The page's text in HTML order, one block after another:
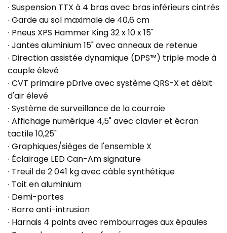
∙ Suspension TTX à 4 bras avec bras inférieurs cintrés
∙ Garde au sol maximale de 40,6 cm
∙ Pneus XPS Hammer King 32 x 10 x 15"
∙ Jantes aluminium 15" avec anneaux de retenue
∙ Direction assistée dynamique (DPS™) triple mode à
couple élevé
∙ CVT primaire pDrive avec système QRS-X et débit
d'air élevé
∙ Système de surveillance de la courroie
∙ Affichage numérique 4,5" avec clavier et écran
tactile 10,25"
∙ Graphiques/sièges de l'ensemble X
∙ Éclairage LED Can-Am signature
∙ Treuil de 2 041 kg avec câble synthétique
∙ Toit en aluminium
∙ Demi-portes
∙ Barre anti-intrusion
∙ Harnais 4 points avec rembourrages aux épaules